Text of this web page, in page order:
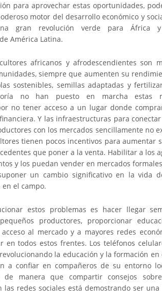
para aprovechar estas oportunidades,
motor del desarrollo económico y
gran revolución verde para África y
América Latina.
africanos y afrodescendientes son
siempre que aumenten su
sostenibles, semillas adaptadas y
no han puesto en marcha estas
no tener acceso a un lugar donde
Y las infraestructuras para
con los mercados sencillamente no
tienen pocos incentivos para aumentar
que poner a la venta. Habilitar a los
y los puedan vender en mercados
un cambio significativo en la vida
el campo.
estos problemas es hacer llegar
productores, proporcionar
al mercado y a mayores redes
en todos estos frentes. Los teléfonos
la educación y la formación
a confiar en compañeros de su entorno
de manera que compartir consejos
las redes sociales está demostrando ser